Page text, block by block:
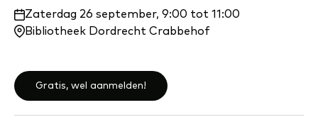
Waar
en
Zaterdag 26 september, 9:00 tot 11:00
Bibliotheek Dordrecht Crabbehof
Gratis, wel aanmelden!